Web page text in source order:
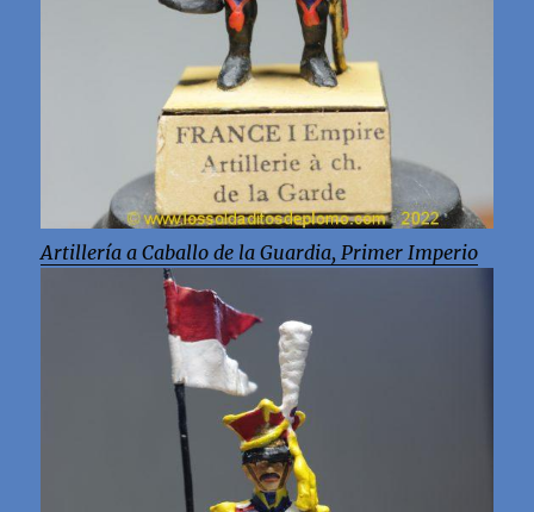
Artillería a Caballo de la Guardia, Primer Imperio